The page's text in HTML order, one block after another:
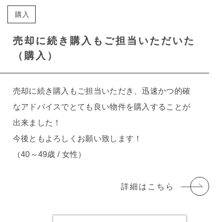
購入
売却に続き購入もご担当いただいた
（購入）
売却に続き購入もご担当いただき、迅速かつ的確
なアドバイスでとても良い物件を購入することが
出来ました！
今後ともよろしくお願い致します！
（40～49歳 / 女性）
詳細はこちら